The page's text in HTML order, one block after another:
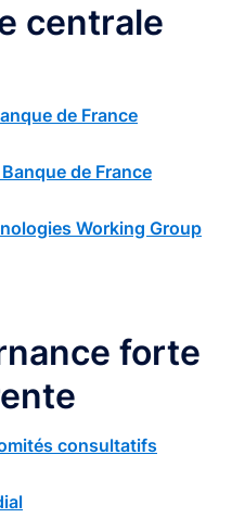
centrale
de France
de France
Working Group
forte
consultatifs